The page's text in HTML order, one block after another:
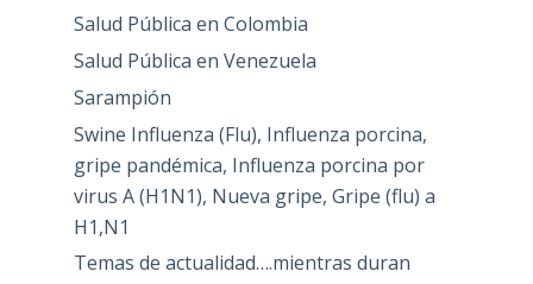
Salud Pública en Colombia
Salud Pública en Venezuela
Sarampión
Swine Influenza (Flu), Influenza porcina,
gripe pandémica, Influenza porcina por
virus A (H1N1), Nueva gripe, Gripe (flu) a
H1,N1
Temas de actualidad….mientras duran